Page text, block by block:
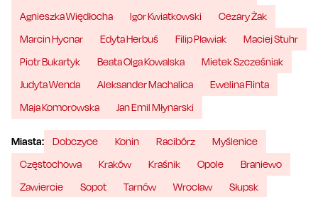
Agnieszka Więdłocha
Igor Kwiatkowski
Cezary Żak
Marcin Hycnar
Edyta Herbuś Filip Pławiak
Maciej Stuhr
Piotr Bukartyk
Beata Olga Kowalska
Mietek Szcześniak
Judyta Wenda
Aleksander Machalica
Ewelina Flinta
Maja Komorowska
Jan Emil Młynarski
Miasta: Dobczyce Konin Racibórz
Myślenice
Częstochowa
Kraków Kraśnik Opole
Braniewo
Zawiercie
Sopot Tarnów Wrocław
Słupsk